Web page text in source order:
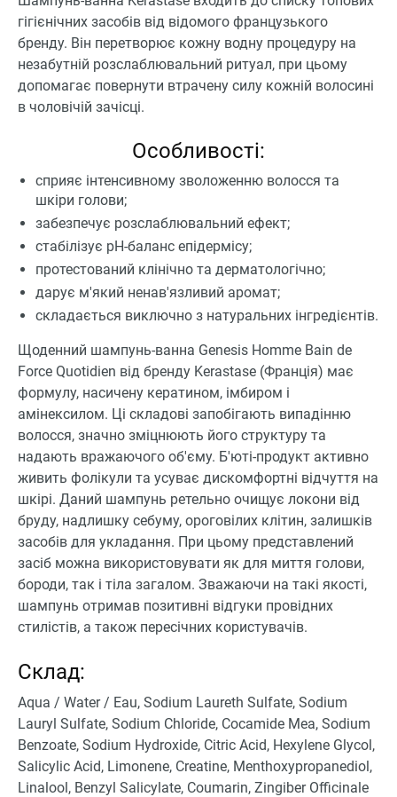
гігієнічних засобів від відомого французького
бренду. Він перетворює кожну водну процедуру на
незабутній розслаблювальний ритуал, при цьому
допомагає повернути втрачену силу кожній волосині
в чоловічій зачісці.
Особливості:
сприяє інтенсивному зволоженню волосся та
шкіри голови;
забезпечує розслаблювальний ефект;
стабілізує pH-баланс епідермісу;
протестований клінічно та дерматологічно;
дарує м'який ненав'язливий аромат;
складається виключно з натуральних інгредієнтів.
Щоденний шампунь-ванна Genesis Homme Bain de
Force Quotidien від бренду Kerastase (Франція) має
формулу, насичену кератином, імбиром і
амінексилом. Ці складові запобігають випадінню
волосся, значно зміцнюють його структуру та
надають вражаючого об'єму. Б'юті-продукт активно
живить фолікули та усуває дискомфортні відчуття на
шкірі. Даний шампунь ретельно очищує локони від
бруду, надлишку себуму, ороговілих клітин, залишків
засобів для укладання. При цьому представлений
засіб можна використовувати як для миття голови,
бороди, так і тіла загалом. Зважаючи на такі якості,
шампунь отримав позитивні відгуки провідних
стилістів, а також пересічних користувачів.
Склад:
Aqua / Water / Eau, Sodium Laureth Sulfate, Sodium
Lauryl Sulfate, Sodium Chloride, Cocamide Mea, Sodium
Benzoate, Sodium Hydroxide, Citric Acid, Hexylene Glycol,
Salicylic Acid, Limonene, Creatine, Menthoxypropanediol,
Linalool, Benzyl Salicylate, Coumarin, Zingiber Officinale